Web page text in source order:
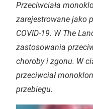
Przeciwciała
zarejestrowane jako
COVID-19. W The
zastosowania
choroby i zgonu. W
przeciwciał
przebiegu.